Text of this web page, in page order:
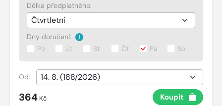
Délka předplatného:
Dny doručení:
Po
Út St Čt Pá So
Od:
364 Kč Koupit